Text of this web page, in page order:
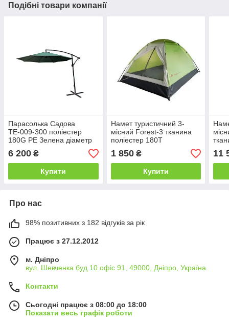
Подібні товари компанії
Парасолька Садова
ТЕ-009-300 поліестер
180G PE Зелена діаметр
купола 3 метри (Time
EcoTM)
6 200 ₴
Купити
Намет туристичний 3-
місний Forest-3 тканина
поліестер 180Т
205х195х120 см (Time
EcoTM)
1 850₴
Купити
PU
см
11
Про нас
98% позитивних з 182 відгуків за рік
Працює з 27.12.2012
м. Дніпро
вул. Шевченка буд.10 офіс 91, 49000, Дніпро, Україна
Контакти
Сьогодні працює з 08:00 до 18:00
Показати весь графік роботи